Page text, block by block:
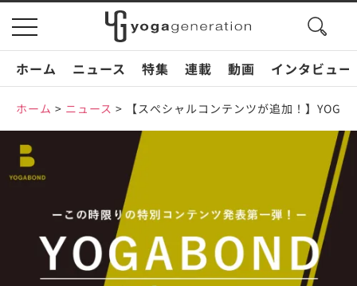
toggle
navigation
search
ホーム
ニュース 特集 連載 動画 インタビュー
ホーム > ニュース > 【スぺシャルコンテンツが追加！】